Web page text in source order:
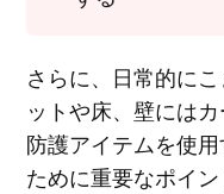
さらに、日常的に
ットや床、壁には
防護アイテムを使
ために重要なポイン